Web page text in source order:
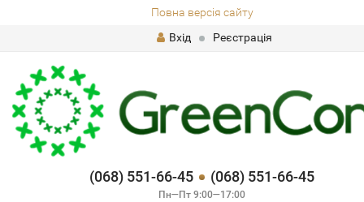
Повна версія сайту
Вхід
Реєстрація
(068) 551-66-45 (068) 551-66-45
Пн—Пт 9:00—17:00